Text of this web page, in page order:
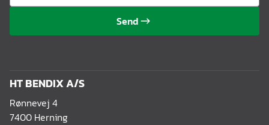
Send
HT BENDIX A/S
Rønnevej 4
7400 Herning